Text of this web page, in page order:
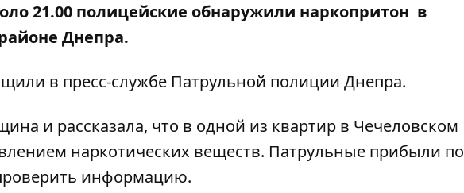
21.00 полицейские обнаружили наркопритон в
Днепра.
в пресс-службе Патрульной полиции Днепра.
и рассказала, что в одной из квартир в Чечеловском
наркотических веществ. Патрульные прибыли по
информацию.